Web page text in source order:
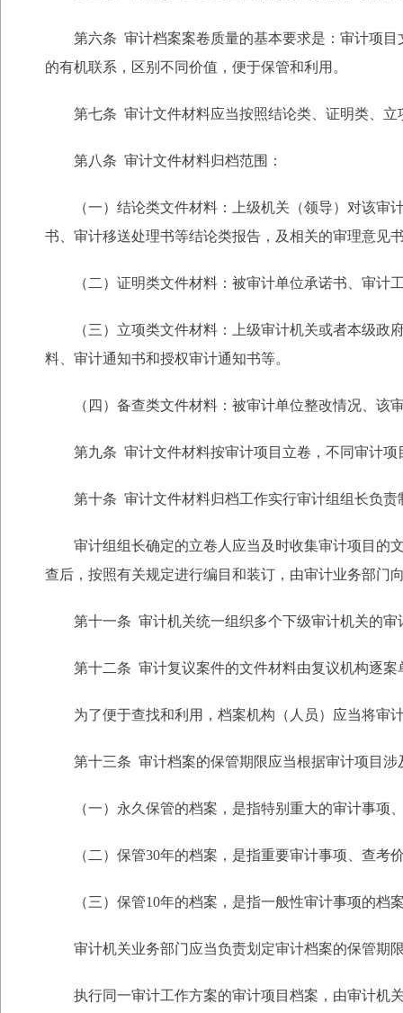
第六条 审计档案案卷质量的基本要求是：审计项目
的有机联系，区别不同价值，便于保管和利用。
第七条 审计文件材料应当按照结论类、证明类、立
第八条 审计文件材料归档范围：
（一）结论类文件材料：上级机关（领导）对该审计
书、审计移送处理书等结论类报告，及相关的审理意见
（二）证明类文件材料：被审计单位承诺书、审计
（三）立项类文件材料：上级审计机关或者本级政府
料、审计通知书和授权审计通知书等。
（四）备查类文件材料：被审计单位整改情况、该
第九条 审计文件材料按审计项目立卷，不同审计项
第十条 审计文件材料归档工作实行审计组组长负责
审计组组长确定的立卷人应当及时收集审计项目的文
查后，按照有关规定进行编目和装订，由审计业务部门
第十一条 审计机关统一组织多个下级审计机关的审
第十二条 审计复议案件的文件材料由复议机构逐案
为了便于查找和利用，档案机构（人员）应当将审
第十三条 审计档案的保管期限应当根据审计项目涉
（一）永久保管的档案，是指特别重大的审计事项、
（二）保管30年的档案，是指重要审计事项、查考
（三）保管10年的档案，是指一般性审计事项的档
审计机关业务部门应当负责划定审计档案的保管期
执行同一审计工作方案的审计项目档案，由审计机